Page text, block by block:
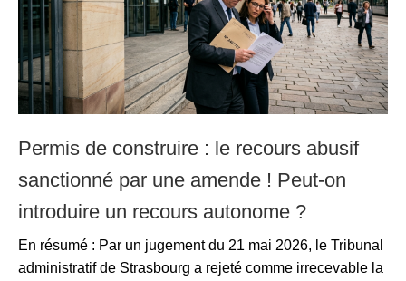
Permis de construire : le recours abusif
sanctionné par une amende ! Peut-on
introduire un recours autonome ?
En résumé : Par un jugement du 21 mai 2026, le Tribunal
administratif de Strasbourg a rejeté comme irrecevable la